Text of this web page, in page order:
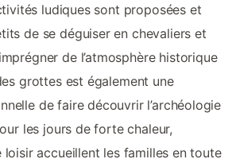
ludiques sont proposées et
de se déguiser en chevaliers et
de l’atmosphère historique
grottes est également une
de faire découvrir l’archéologie
les jours de forte chaleur,
loisir accueillent les familles en toute